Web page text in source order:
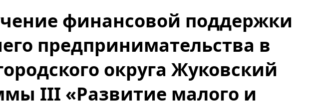
финансовой поддержки
предпринимательства в
округа Жуковский
III «Развитие малого и